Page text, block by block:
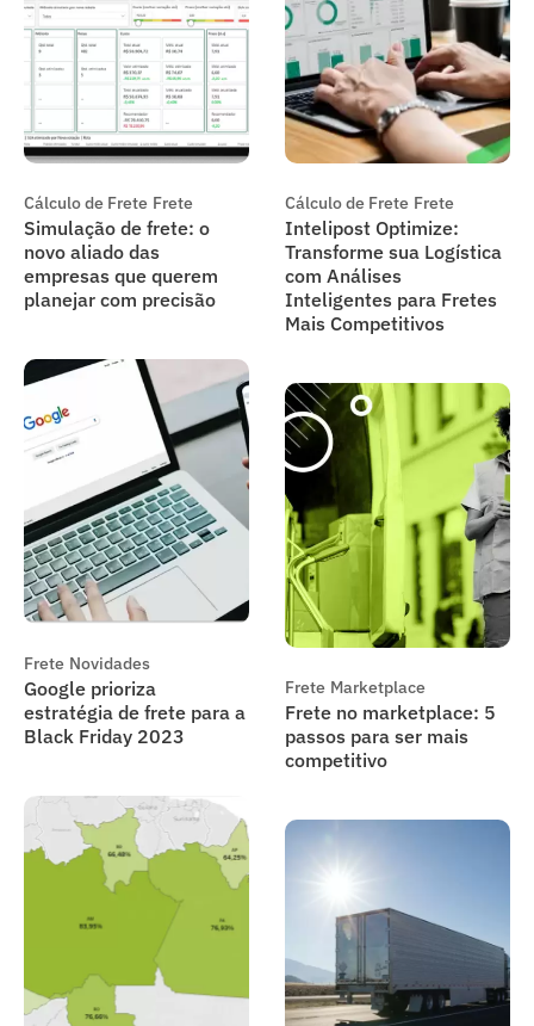
Cálculo de Frete Frete
Simulação de frete: o
novo aliado das
empresas que querem
planejar com precisão
Cálculo de Frete Frete
Intelipost Optimize:
Transforme sua Logística
com Análises
Inteligentes para Fretes
Mais Competitivos
Frete Novidades
Google prioriza
estratégia de frete para a
Black Friday 2023
Frete Marketplace
Frete no marketplace: 5
passos para ser mais
competitivo